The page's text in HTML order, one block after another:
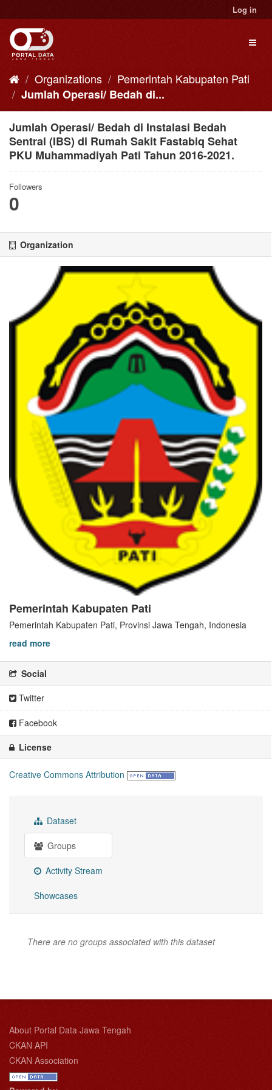
to
content
Log in
Organizations
Pemerintah Kabupaten Pati
Jumlah Operasi/ Bedah di...
Jumlah Operasi/ Bedah di Instalasi Bedah
Sentral (IBS) di Rumah Sakit Fastabiq Sehat
PKU Muhammadiyah Pati Tahun 2016-2021.
Followers
0
Organization
Pemerintah Kabupaten Pati
Pemerintah Kabupaten Pati, Provinsi Jawa Tengah, Indonesia
read more
Social
Twitter
Facebook
License
Creative Commons Attribution
Dataset
Groups
Activity Stream
Showcases
There are no groups associated with this dataset
About Portal Data Jawa Tengah
CKAN API
CKAN Association